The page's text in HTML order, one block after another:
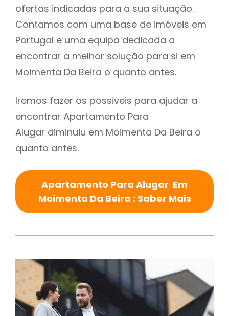
ofertas indicadas para a sua situação.
Contamos com uma base de imóveis em
Portugal e uma equipa dedicada a
encontrar a melhor solução para si em
Moimenta Da Beira o quanto antes.
Iremos fazer os possiveis para ajudar a
encontrar Apartamento Para
Alugar diminuiu em Moimenta Da Beira o
quanto antes.
Apartamento Para Alugar Em
Moimenta Da Beira : Saber Mais